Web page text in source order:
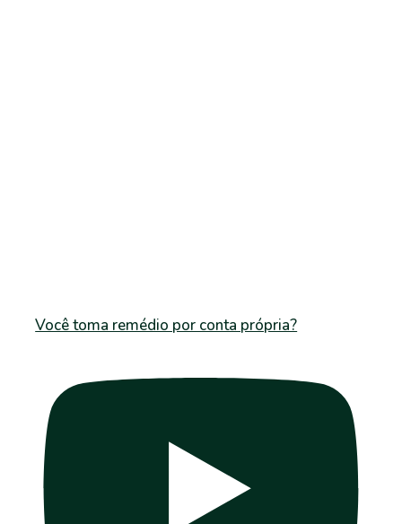
Você toma remédio por conta própria?